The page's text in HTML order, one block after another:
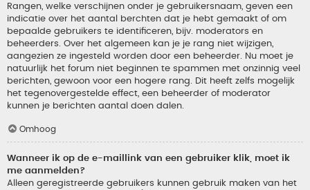
Rangen, welke verschijnen onder je gebruikersnaam, geven een
indicatie over het aantal berchten dat je hebt gemaakt of om
bepaalde gebruikers te identificeren, bijv. moderators en
beheerders. Over het algemeen kan je je rang niet wijzigen,
aangezien ze ingesteld worden door een beheerder. Nu moet je
natuurlijk het forum niet beginnen te spammen met onzinnig veel
berichten, gewoon voor een hogere rang. Dit heeft zelfs mogelijk
het tegenovergestelde effect, een beheerder of moderator
kunnen je berichten aantal doen dalen.
Omhoog
Wanneer ik op de e-maillink van een gebruiker klik, moet ik
me aanmelden?
Alleen geregistreerde gebruikers kunnen gebruik maken van het